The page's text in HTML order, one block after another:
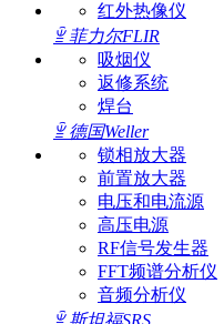
红外热像仪
ꁇ 菲力尔FLIR
吸烟仪
返修系统
焊台
ꁇ 德国Weller
锁相放大器
前置放大器
电压和电流源
高压电源
RF信号发生器
FFT频谱分析仪
音频分析仪
ꁇ 斯坦福SRS